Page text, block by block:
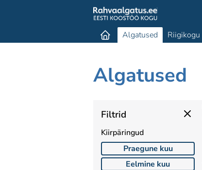
Algatused Riigikogu
Algatused
Filtrid
Kiirpäringud
Praegune kuu
Eelmine kuu